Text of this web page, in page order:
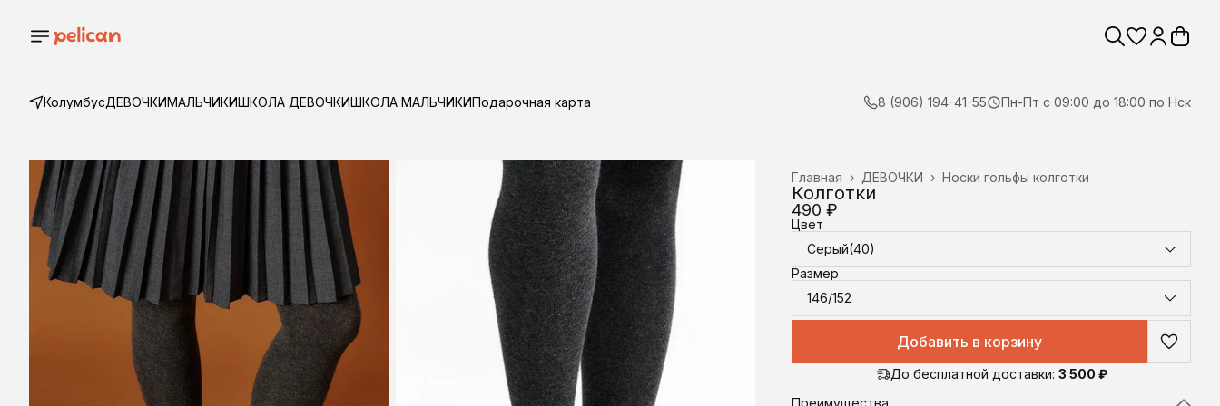
КолумбусДЕВОЧКИМАЛЬЧИКИШКОЛА ДЕВОЧКИШКОЛА МАЛЬЧИКИПодарочная карта 8 (906) 194-41-55 Пн-Пт с 09:00 до 18:00 по Нск
Носки гольфы колготки
ДЕВОЧКИ ›
Главная ›
Колготки
490 ₽
Цвет
Серый(40)
Размер
146/152
Добавить в корзину
До бесплатной доставки: 3 500 ₽
Преимущества